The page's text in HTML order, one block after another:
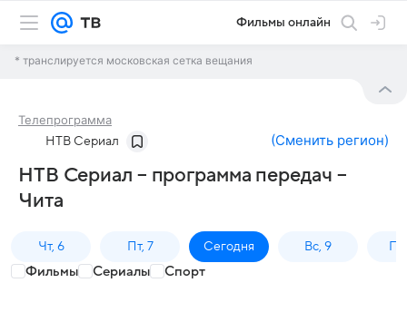
Фильмы онлайн
* транслируется московская сетка вещания
Телепрограмма
НТВ Сериал (Сменить регион)
НТВ Сериал – программа передач –
Чита
Чт, 6 Пт, 7 Сегодня Вс, 9
Фильмы Сериалы Спорт